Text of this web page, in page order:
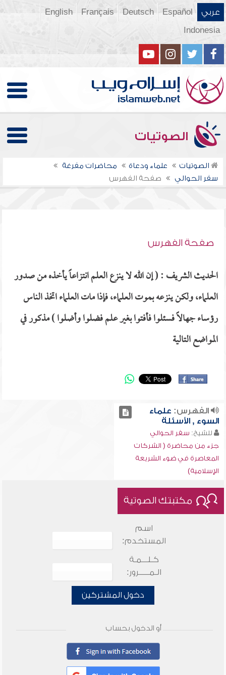
عربي Español
Deutsch
Français
English
Indonesia
الصوتيات
الصوتيات علماء ودعاة
محاضرات مفرغة
سفر الحوالي
صفحة الفهرس
صفحة الفهرس
الحديث الشريف : ( إن الله لا ينزع العلم انتزاعاً يأخذه من صدور
العلماء، ولكن ينزعه بموت العلماء، فإذا مات العلماء اتخذ الناس
رؤساء جهالاً فسئلوا فأفتوا بغير علم فضلوا وأضلوا ) مذكور في
المواضع التالية
الفهرس: علماء
السوء , الأسئلة
للشيخ: سفر الحوالي
جزء من محاضرة ( الشركات
المعاصرة في ضوء الشريعة
الإسلامية)
مكتبتك الصوتية
اسم
المستخدم:
كـلـــمـة
الـمـــــرور:
دخول المشتركين
أو الدخول بحساب